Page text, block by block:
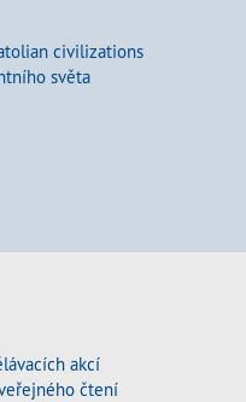
civilizations
světa
akcí
čtení